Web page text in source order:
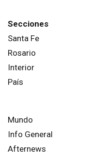
Secciones
Santa Fe
Rosario
Interior
País
Mundo
Info General
Afternews